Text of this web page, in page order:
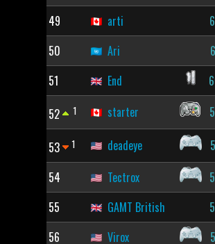
49
arti
50
Ari
51
End
52 1 starter
53 1 deadeye
54
Tectrox
55
GAMT British
56
Virox